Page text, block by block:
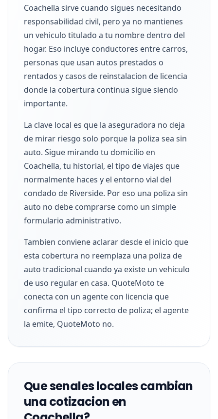
Coachella sirve cuando sigues necesitando
responsabilidad civil, pero ya no mantienes
un vehiculo titulado a tu nombre dentro del
hogar. Eso incluye conductores entre carros,
personas que usan autos prestados o
rentados y casos de reinstalacion de licencia
donde la cobertura continua sigue siendo
importante.
La clave local es que la aseguradora no deja
de mirar riesgo solo porque la poliza sea sin
auto. Sigue mirando tu domicilio en
Coachella, tu historial, el tipo de viajes que
normalmente haces y el entorno vial del
condado de Riverside. Por eso una poliza sin
auto no debe comprarse como un simple
formulario administrativo.
Tambien conviene aclarar desde el inicio que
esta cobertura no reemplaza una poliza de
auto tradicional cuando ya existe un vehiculo
de uso regular en casa. QuoteMoto te
conecta con un agente con licencia que
confirma el tipo correcto de poliza; el agente
la emite, QuoteMoto no.
Que senales locales cambian
una cotizacion en